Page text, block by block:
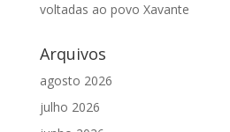
voltadas ao povo Xavante
Arquivos
agosto 2026
julho 2026